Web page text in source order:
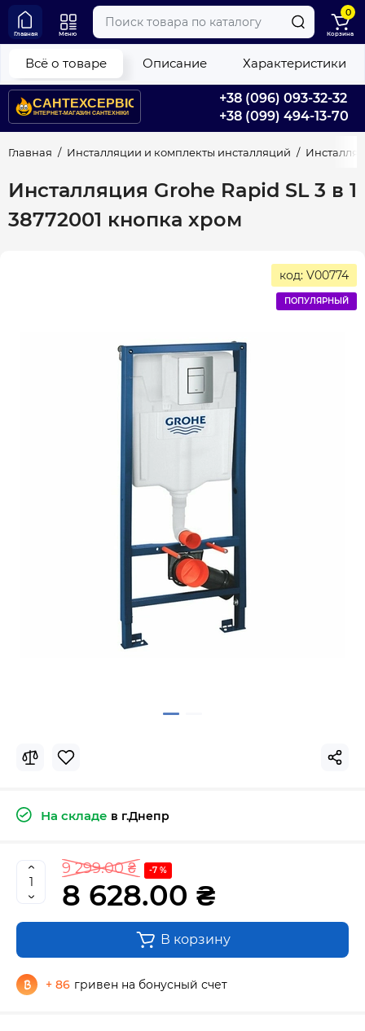
+38 (096) 093-32-32
+38 (099) 494-13-70
Главная Меню
0
Корзина
Главная Инсталляции и комплекты инсталляций
Инсталляция Grohe Rapid SL 3 в 1
38772001 кнопка хром
Всё о товаре Описание Характеристики
код: V00774
ПОПУЛЯРНЫЙ
На складе в г.Днепр
9 299.00 ₴ -7 %
8 628.00 ₴
В корзину
+ 86 гривен на бонусный счет